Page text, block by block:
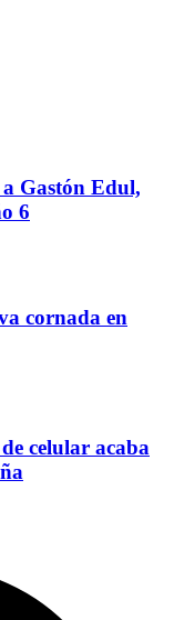
Gastón Edul,
6
cornada en
celular acaba